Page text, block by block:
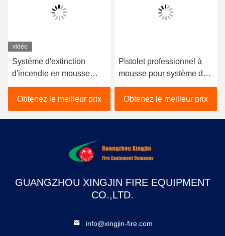
vidéo
Système d'extinction
d'incendie en mousse
d'acier au carbone avec
3% à 6% de mousse
proportionnelle et une
capacité de réservoir de
Obtenez le meilleur prix
Pistolet professionnel à
mousse pour système de
suppression d'incendie
avec débit de jet de 20 à
64 L/S, portée maximale
de 45 à 70 m et
inoxydable
Obtenez le meilleur prix
GUANGZHOU XINGJIN FIRE EQUIPMENT
CO.,LTD.
info@xingjin-fire.com